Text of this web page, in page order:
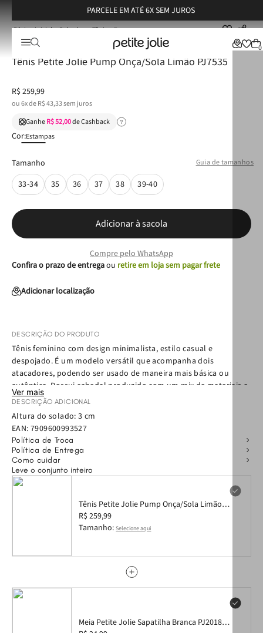
PARCELE EM ATÉ 6X SEM JUROS
0
Calçados Tênis Tênis Petite Jolie Pump Onça/Sola Limão PJ7535
☆☆
Tênis Petite Jolie Pump Onça/Sola Limão PJ7535
R$ 259,99
ou6x deR$43,33sem juros
GanheR$ 52,00de Cashback
Cor:Estampas
Guia de tamanhos
Tamanho
33-34
35 36 37 38 39-40
Adicionar à sacola
Compre pelo WhatsApp
Confira o prazo de entregaou retire em loja sem pagar frete
Adicionar localização
DESCRIÇÃO DO PRODUTO
Tênis feminino com design minimalista, estilo casual e
despojado. É um modelo versátil que acompanha dois
atacadores, podendo ser usado de maneira mais básica ou
autêntica. Possui cabedal produzido com um mix de materiais e
solado em borracha antiderrapante com detalhe bicolor. Alto
conforto na parte interna devido a palmilha macia, com forro
em tecido com espuma.
Ver mais
DESCRIÇÃO ADICIONAL
Altura do solado: 3 cm
EAN: 7909600993527
Política de Troca
Política de Entrega
Como cuidar
Leve o conjunto inteiro
Tênis Petite Jolie Pump Onça/Sola Limão
PJ7535 33-4
R$ 259,99
Tamanho: Selecione aqui
Meia Petite Jolie Sapatilha Branca PJ20187